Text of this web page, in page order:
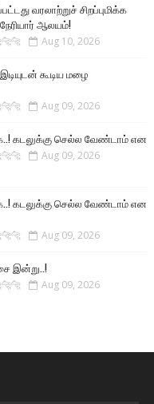
வரலாற்றுச் சிறப்புமிக்க
நேரியார் ஆலயம்!
Aug 10, 2026
கூடிய மழை
Aug 09, 2026
கடலுக்கு செல்ல வேண்டாம் என
Aug 09, 2026
கடலுக்கு செல்ல வேண்டாம் என
Aug 09, 2026
இன்று..!
Aug 09, 2026